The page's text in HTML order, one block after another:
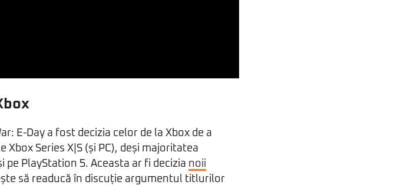
E-Day a fost decizia celor de la Xbox de a
Series X|S (și PC), deși majoritatea
PlayStation 5. Aceasta ar fi decizia noii
să readucă în discuție argumentul titlurilor